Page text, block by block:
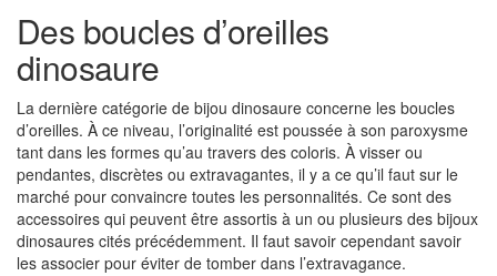
Des boucles d’oreilles
dinosaure
La dernière catégorie de bijou dinosaure concerne les boucles
d’oreilles. À ce niveau, l’originalité est poussée à son paroxysme
tant dans les formes qu’au travers des coloris. À visser ou
pendantes, discrètes ou extravagantes, il y a ce qu’il faut sur le
marché pour convaincre toutes les personnalités. Ce sont des
accessoires qui peuvent être assortis à un ou plusieurs des bijoux
dinosaures cités précédemment. Il faut savoir cependant savoir
les associer pour éviter de tomber dans l’extravagance.